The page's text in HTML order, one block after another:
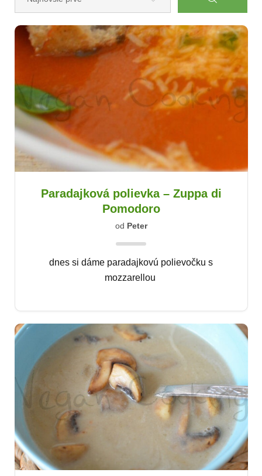
Paradajková polievka – Zuppa di
Pomodoro
od Peter
dnes si dáme paradajkovú polievočku s
mozzarellou